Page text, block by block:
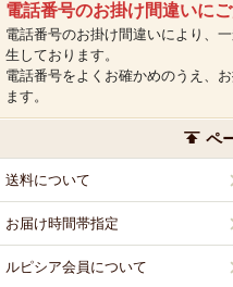
電話番号のお掛け間違いに
電話番号のお掛け間違いにより、
生しております。
電話番号をよくお確かめのうえ、
ます。
ペ
送料について
お届け時間帯指定
ルピシア会員について